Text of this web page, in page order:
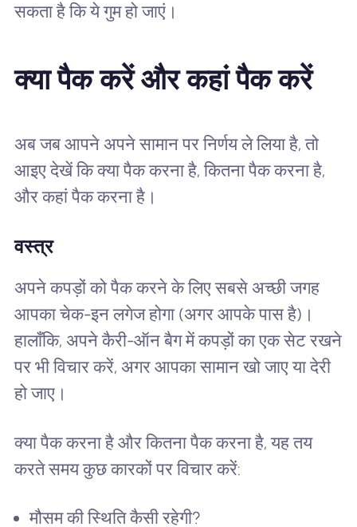
सकता है कि ये गुम हो जाएं।
क्या पैक करें और कहां पैक करें
अब जब आपने अपने सामान पर निर्णय ले लिया है, तो
आइए देखें कि क्या पैक करना है, कितना पैक करना है,
और कहां पैक करना है।
वस्त्र
अपने कपड़ों को पैक करने के लिए सबसे अच्छी जगह
आपका चेक-इन लगेज होगा (अगर आपके पास है)।
हालाँकि, अपने कैरी-ऑन बैग में कपड़ों का एक सेट रखने
पर भी विचार करें, अगर आपका सामान खो जाए या देरी
हो जाए।
क्या पैक करना है और कितना पैक करना है, यह तय
करते समय कुछ कारकों पर विचार करें:
मौसम की स्थिति कैसी रहेगी?